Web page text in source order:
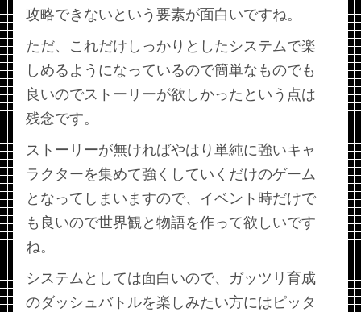
攻略できないという要素が面白いですね。
ただ、これだけしっかりとしたシステムで楽
しめるようになっているので簡単なものでも
良いのでストーリーが欲しかったという点は
残念です。
ストーリーが無ければやはり単純に強いキャ
ラクターを集めて強くしていくだけのゲーム
となってしまいますので、イベント時だけで
も良いので世界観と物語を作って欲しいです
ね。
システムとしては面白いので、ガッツリ育成
のダッシュバトルを楽しみたい方にはピッタ